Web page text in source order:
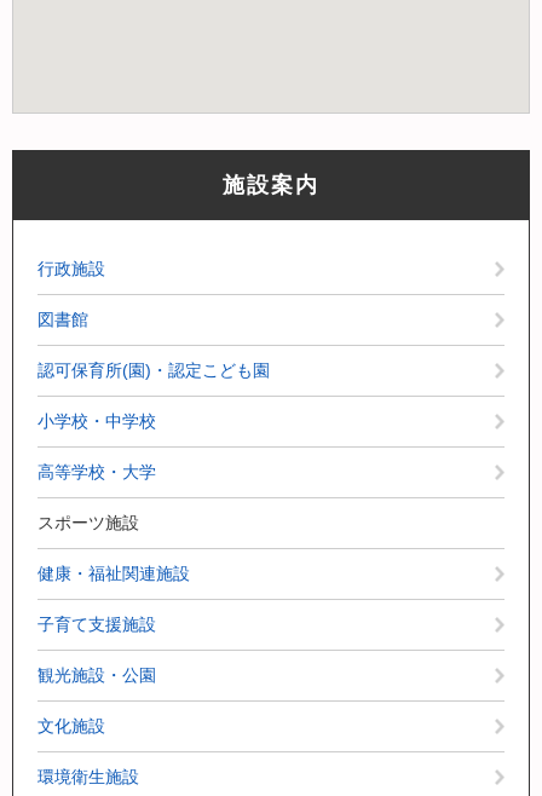
施設案内
行政施設
図書館
認可保育所(園)・認定こども園
小学校・中学校
高等学校・大学
スポーツ施設
健康・福祉関連施設
子育て支援施設
観光施設・公園
文化施設
環境衛生施設